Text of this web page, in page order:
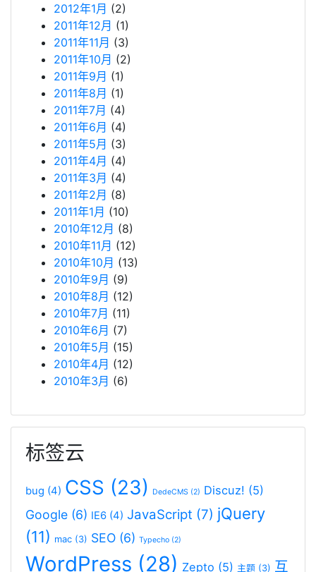
2012年1月 (2)
2011年12月 (1)
2011年11月 (3)
2011年10月 (2)
2011年9月 (1)
2011年8月 (1)
2011年7月 (4)
2011年6月 (4)
2011年5月 (3)
2011年4月 (4)
2011年3月 (4)
2011年2月 (8)
2011年1月 (10)
2010年12月 (8)
2010年11月 (12)
2010年10月 (13)
2010年9月 (9)
2010年8月 (12)
2010年7月 (11)
2010年6月 (7)
2010年5月 (15)
2010年4月 (12)
2010年3月 (6)
标签云
bug (4) CSS (23) DedeCMS (2) Discuz! (5)
Google (6) IE6 (4) JavaScript (7) jQuery
(11) mac (3) SEO (6) Typecho (2)
WordPress (28) Zepto (5) 主题 (3) 互